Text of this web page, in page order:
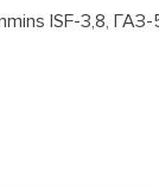
ISF-3,8,